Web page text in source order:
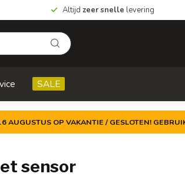
Altijd zeer snelle levering
SALE
OP VAKANTIE / GESLOTEN!
sensor